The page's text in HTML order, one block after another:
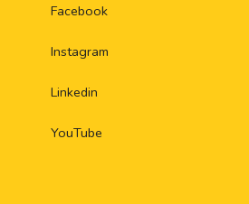
Facebook
Instagram
Linkedin
YouTube